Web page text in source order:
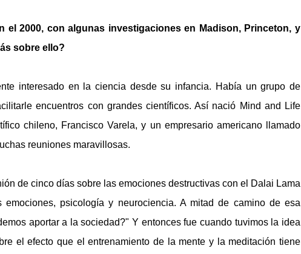
el 2000, con algunas investigaciones en Madison, Princeton, y
sobre ello?
interesado en la ciencia desde su infancia. Había un grupo de
encuentros con grandes científicos. Así nació Mind and Life
chileno, Francisco Varela, y un empresario americano llamado
reuniones maravillosas.
de cinco días sobre las emociones destructivas con el Dalai Lama
psicología y neurociencia. A mitad de camino de esa
aportar a la sociedad?" Y entonces fue cuando tuvimos la idea
el efecto que el entrenamiento de la mente y la meditación tiene